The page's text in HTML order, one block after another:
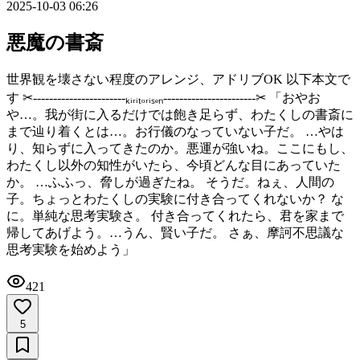
2025-10-03 06:26
悪魔の書斎
世界観を壊さない程度のアレンジ、アドリブOK 以下本文で
す ✂︎-----------------------ₖᵢᵣᵢₜₒᵣᵢₛₑₙ-----------------------✂︎ 「おやお
や…。我が街に入るだけでは飽き足らず、わたくしの書斎に
まで辿り着くとは…。お行儀のなっていない子だ。 …やは
り、知らずに入ってきたのか。悪運が強いね。ここにもし、
わたくし以外の知性がいたら、今頃どんな目にあっていた
か。 …ふふっ、脅しが過ぎたね。 そうだ。ねぇ、人間の
子。ちょっとわたくしの実験に付き合ってくれないか？ な
に。単純な思考実験さ。 付き合ってくれたら、君を家まで
帰してあげよう。…うん、賢い子だ。 さぁ、摩訶不思議な
思考実験を始めよう」
421
5